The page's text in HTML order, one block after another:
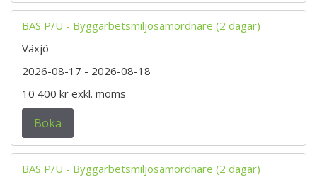
BAS P/U - Byggarbetsmiljösamordnare (2 dagar)
Växjö
2026-08-17 - 2026-08-18
10 400 kr exkl. moms
Boka
BAS P/U - Byggarbetsmiljösamordnare (2 dagar)